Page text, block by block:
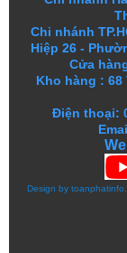
Chi nhánh
Hiệp 26 -
Cửa
Kho hàng :68
Điện thoại:
Design by